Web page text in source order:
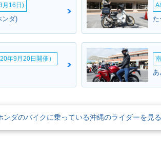
の4スト単気筒OHC49ccユニット。安価
年モデルでフューエルインジェクション
月16日)
ンダ)
年9月20日開催）
あ
ンダのバイクに乗っている沖縄のライダーを見る